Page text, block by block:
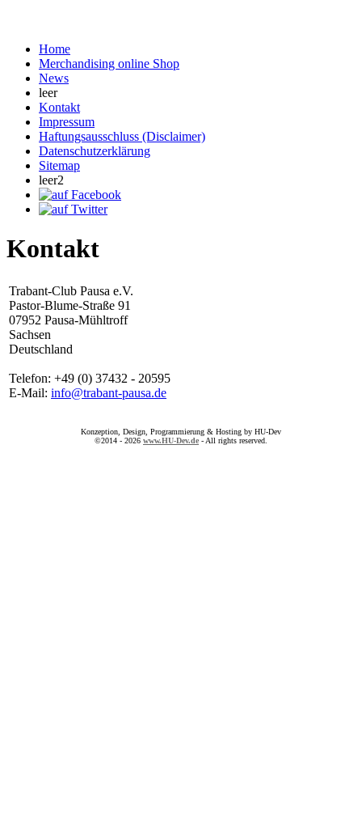
Home
Merchandising online Shop
News
leer
Kontakt
Impressum
Haftungsausschluss (Disclaimer)
Datenschutzerklärung
Sitemap
leer2
Kontakt
Trabant-Club Pausa e.V.
Pastor-Blume-Straße 91
07952 Pausa-Mühltroff
Sachsen
Deutschland
Telefon: +49 (0) 37432 - 20595
E-Mail: info@trabant-pausa.de
Konzeption, Design, Programmierung & Hosting by HU-Dev
©2014 - 2026 www.HU-Dev.de - All rights reserved.